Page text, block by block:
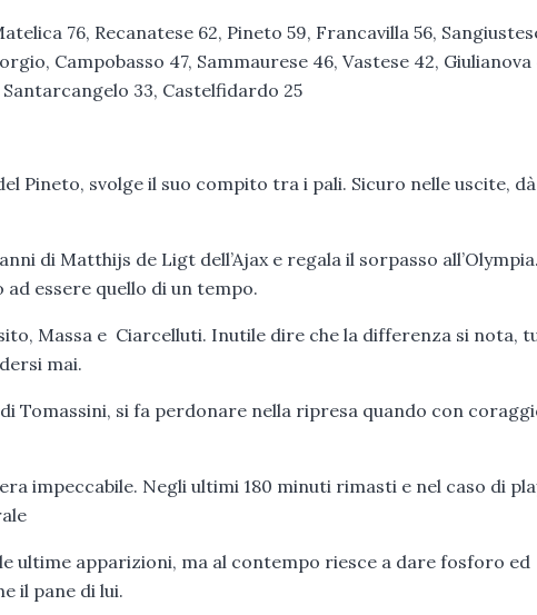
76, Recanatese 62, Pineto 59, Francavilla 56,
Campobasso 47, Sammaurese 46, Vastese 42, Giulianova
Santarcangelo 33, Castelfidardo 25
Pineto, svolge il suo compito tra i pali. Sicuro nelle uscite,
di Matthijs de Ligt dell’Ajax e regala il sorpasso
essere quello di un tempo.
Massa e Ciarcelluti. Inutile dire che la differenza si nota,
mai.
Tomassini, si fa perdonare nella ripresa quando con
impeccabile. Negli ultimi 180 minuti rimasti e nel caso di
apparizioni, ma al contempo riesce a dare fosforo ed
il pane di lui.